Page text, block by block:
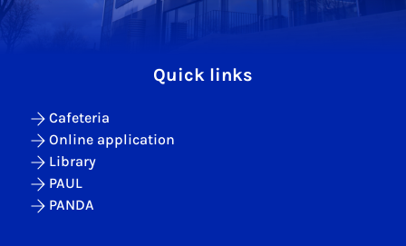
Quick links
Cafeteria
Online application
Library
PAUL
PANDA